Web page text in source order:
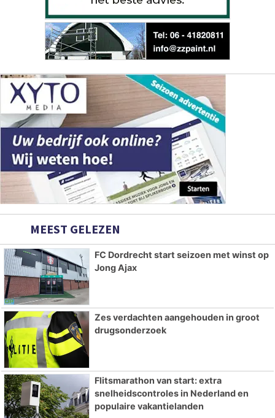
MEEST GELEZEN
FC Dordrecht start seizoen met winst op
Jong Ajax
Zes verdachten aangehouden in groot
drugsonderzoek
Flitsmarathon van start: extra
snelheidscontroles in Nederland en
populaire vakantielanden